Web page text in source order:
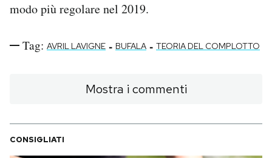
modo più regolare nel 2019.
Tag: AVRIL LAVIGNE - BUFALA - TEORIA DEL COMPLOTTO
Mostra i commenti
CONSIGLIATI